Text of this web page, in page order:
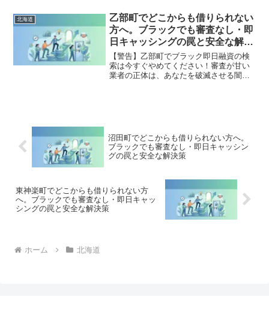
まで徹底解説。多重債務の地獄から抜け
出し、合法的に借金を減額・免除する
「債務整理」の正しい知識と、今すぐ督
促を止める無料相談窓口をご案内しま
す。
北海道
乙部町でどこからも借りられない
方へ。ブラックでも審査なし・即
日キャッシングの罠と安全な解決
策
【警告】乙部町でブラック即日融資の検
索は今すぐやめてください！審査が甘い
業者の正体は、あなたを破滅させる闇金
沼田町でどこからも借りられない方へ。
ブラックでも審査なし・即日キャッシン
グの罠と安全な解決策
東神楽町でどこからも借りられない方
へ。ブラックでも審査なし・即日キャッ
シングの罠と安全な解決策
ホーム 北海道